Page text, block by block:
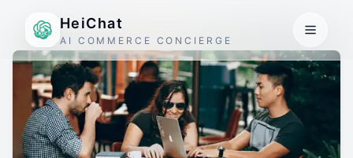
HeiChat
AI COMMERCE CONCIERGE